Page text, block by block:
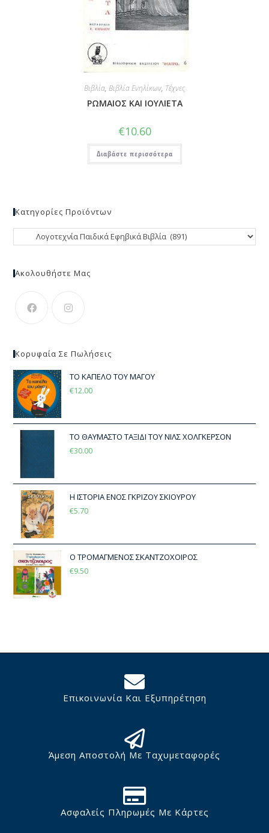
Βιβλία, Βιβλία Ενηλίκων, Τέχνες
ΡΩΜΑΙΟΣ ΚΑΙ ΙΟΥΛΙΕΤΑ
€10.60
Διαβάστε περισσότερα
Κατηγορίες Προϊόντων
Ακολουθήστε Μας
Κορυφαία Σε Πωλήσεις
ΤΟ ΚΑΠΕΛΟ ΤΟΥ ΜΑΓΟΥ
€12.00
ΤΟ ΘΑΥΜΑΣΤΟ ΤΑΞΙΔΙ ΤΟΥ ΝΙΛΣ ΧΟΛΓΚΕΡΣΟΝ
€30.00
Η ΙΣΤΟΡΙΑ ΕΝΟΣ ΓΚΡΙΖΟΥ ΣΚΙΟΥΡΟΥ
€5.70
Ο ΤΡΟΜΑΓΜΕΝΟΣ ΣΚΑΝΤΖΟΧΟΙΡΟΣ
€9.50
Επικοινωνία Και Εξυπηρέτηση
Άμεση Αποστολή Με Ταχυμεταφορές
Ασφαλείς Πληρωμές Με Κάρτες